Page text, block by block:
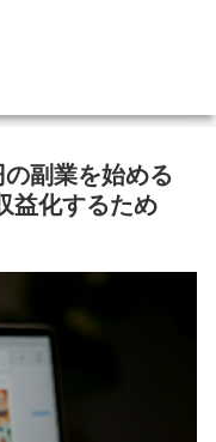
副業を始める
益化するため